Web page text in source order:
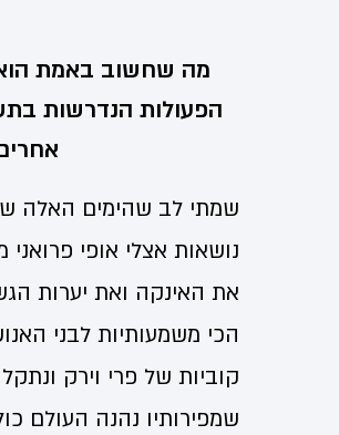
מה שחשוב באמת
הפעולות הנדרשות
שמתי לב שהימים האלה
נושאות אצלי אופי
את האינקה ואת יערות
הכי משמעותיות לבני
קוביות של פרי וירק
שמפירותיו נהנה העולם